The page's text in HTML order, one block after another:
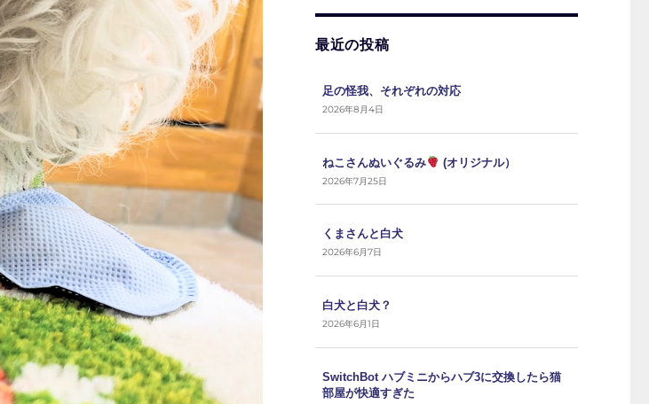
最近の投稿
足の怪我、それぞれの対応
2026年8月4日
ねこさんぬいぐるみ (オリジナル）
2026年7月25日
くまさんと白犬
2026年6月7日
白犬と白犬？
2026年6月1日
SwitchBot ハブミニからハブ3に交換したら猫
部屋が快適すぎた